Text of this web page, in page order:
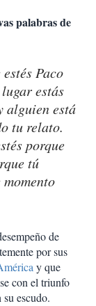
palabras de
Paco
estás
alguien está
tu relato.
porque
tú
de
por sus
y que
con el triunfo
escudo.